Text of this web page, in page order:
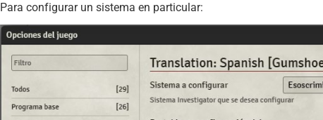
Para configurar un sistema en particular: